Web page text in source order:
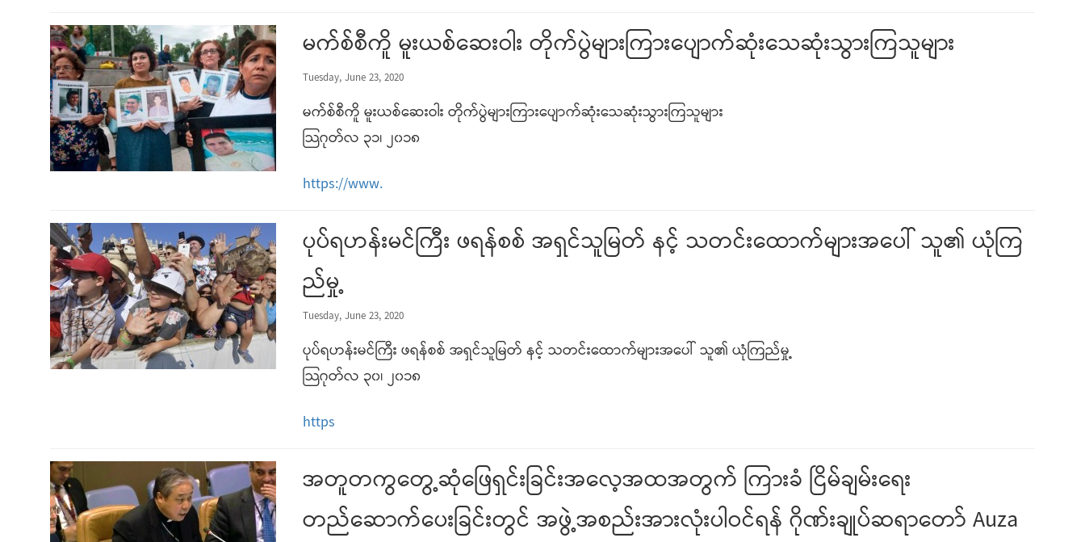
မက်စ်စီကိူ မူးယစ်ဆေးဝါး တိုက်ပွဲများကြားပျောက်ဆုံးသေဆုံးသွားကြသူများ
Tuesday, June 23, 2020
မက်စ်စီကိူ မူးယစ်ဆေးဝါး တိုက်ပွဲများကြားပျောက်ဆုံးသေဆုံးသွားကြသူများ
သြဂုတ်လ ၃၁၊ ၂၀၁၈
https://www.
ပုပ်ရဟန်းမင်ကြီး ဖရန်စစ် အရှင်သူမြတ် နင့် သတင်းထောက်များအပေါ် သူ၏ ယုံကြ
ည်မှု့
Tuesday, June 23, 2020
ပုပ်ရဟန်းမင်ကြီး ဖရန်စစ် အရှင်သူမြတ် နင့် သတင်းထောက်များအပေါ် သူ၏ ယုံကြည်မှု့
သြဂုတ်လ ၃၀၊ ၂၀၁၈
https
အတူတကွတွေ့ဆုံဖြေရှင်းခြင်းအလေ့အထအတွက် ကြားခံ ငြိမ်ချမ်းရေး
တည်ဆောက်ပေးခြင်းတွင် အဖွဲ့အစည်းအားလုံးပါဝင်ရန် ဂိုဏ်းချုပ်ဆရာတော် Auza